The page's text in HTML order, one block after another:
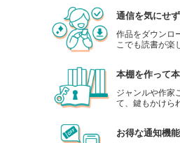
通信を気にせ
作品をダウンロ
こでも読書が楽
本棚を作って
ジャンルや作家
て、鍵もかけら
お得な通知機能